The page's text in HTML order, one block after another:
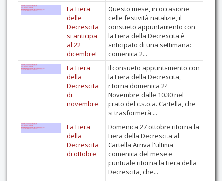
La Fiera
delle
Decrescita
si anticipa
al 22
dicembre!
Questo mese, in occasione
delle festività natalizie, il
consueto appuntamento con
la Fiera della Decrescita è
anticipato di una settimana:
domenica 2...
La Fiera
della
Decrescita
di
novembre
Il consueto appuntamento con
la Fiera della Decrescita,
ritorna domenica 24
Novembre dalle 10.30 nel
prato del c.s.o.a. Cartella, che
si trasformerà ...
La Fiera
della
Decrescita
di ottobre
Domenica 27 ottobre ritorna la
Fiera della Decrescita al
Cartella Arriva l'ultima
domenica del mese e
puntuale ritorna la Fiera della
Decrescita, che...